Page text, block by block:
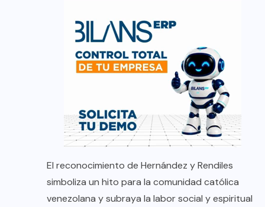
El reconocimiento de Hernández y Rendiles
simboliza un hito para la comunidad católica
venezolana y subraya la labor social y espiritual